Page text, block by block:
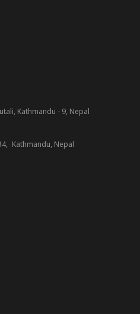
Kathmandu - 9, Nepal
Kathmandu, Nepal